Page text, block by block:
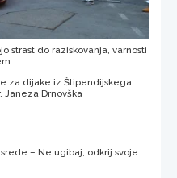
strast do raziskovanja, varnosti
za dijake iz Štipendijskega
Janeza Drnovška
– Ne ugibaj, odkrij svoje